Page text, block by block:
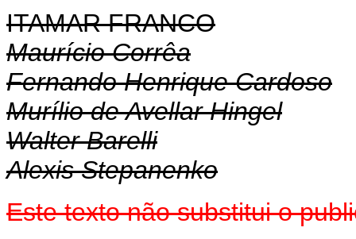
ITAMAR FRANCO
Maurício Corrêa
Fernando Henrique Cardoso
Murílio de Avellar Hingel
Walter Barelli
Alexis Stepanenko
Este texto não substitui o